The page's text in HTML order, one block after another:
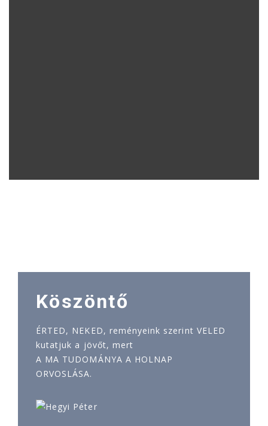
Köszöntő
ÉRTED, NEKED, reményeink szerint VELED
kutatjuk a jövőt, mert
A MA TUDOMÁNYA A HOLNAP
ORVOSLÁSA.